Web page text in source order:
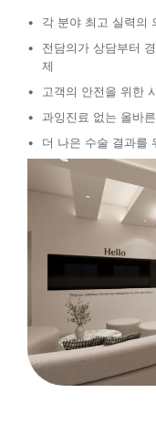
각 분야 최고 실력의
전담의가 상담부터
제
고객의 안전을 위한
과잉진료 없는 올바
더 나은 수술 결과를